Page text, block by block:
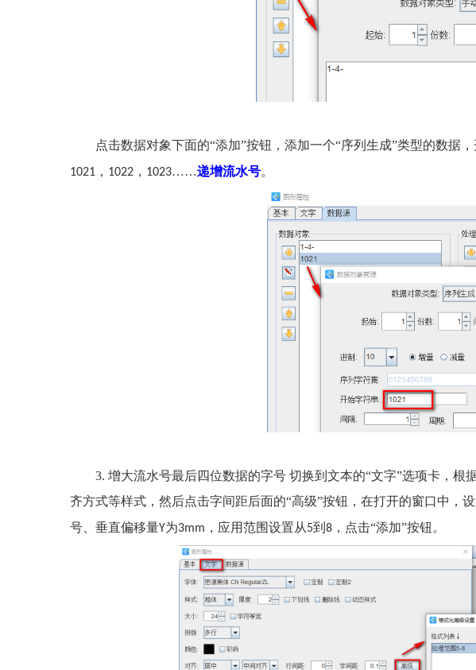
点击数据对象下面的“添加”按钮，添加一个“序列生成”类型的数据
1021 ， 1022 ， 1023……递增流水号。
3. 增大流水号最后四位数据的字号 切换到文本的“文字”选项卡，根
齐方式等样式，然后点击字间距后面的“高级”按钮，在打开的窗口中，
号、垂直偏移量Y为3mm ，应用范围设置从5到 8 ，点击“添加”按钮。